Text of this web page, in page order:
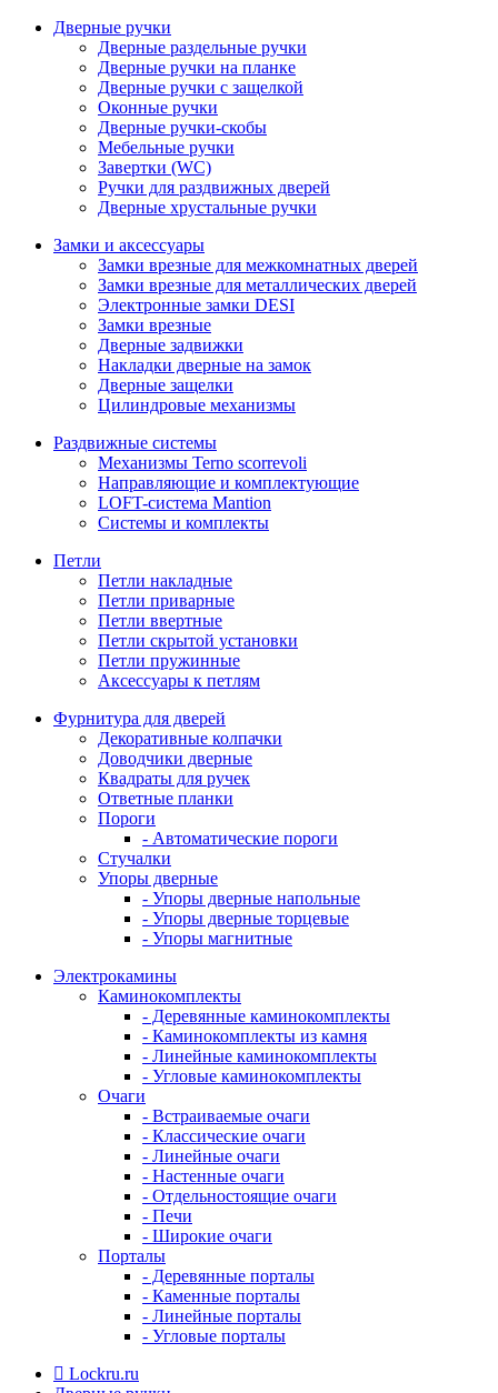
Дверные ручки
Дверные раздельные ручки
Дверные ручки на планке
Дверные ручки с защелкой
Оконные ручки
Дверные ручки-скобы
Мебельные ручки
Завертки (WC)
Ручки для раздвижных дверей
Дверные хрустальные ручки
Замки и аксессуары
Замки врезные для межкомнатных дверей
Замки врезные для металлических дверей
Электронные замки DESI
Замки врезные
Дверные задвижки
Накладки дверные на замок
Дверные защелки
Цилиндровые механизмы
Раздвижные системы
Механизмы Terno scorrevoli
Направляющие и комплектующие
LOFT-cистема Mantion
Системы и комплекты
Петли
Петли накладные
Петли приварные
Петли ввертные
Петли скрытой установки
Петли пружинные
Аксессуары к петлям
Фурнитура для дверей
Декоративные колпачки
Доводчики дверные
Квадраты для ручек
Ответные планки
Пороги
- Автоматические пороги
Стучалки
Упоры дверные
- Упоры дверные напольные
- Упоры дверные торцевые
- Упоры магнитные
Электрокамины
Каминокомплекты
- Деревянные каминокомплекты
- Каминокомплекты из камня
- Линейные каминокомплекты
- Угловые каминокомплекты
Очаги
- Встраиваемые очаги
- Классические очаги
- Линейные очаги
- Настенные очаги
- Отдельностоящие очаги
- Печи
- Широкие очаги
Порталы
- Деревянные порталы
- Каменные порталы
- Линейные порталы
- Угловые порталы
Lockru.ru